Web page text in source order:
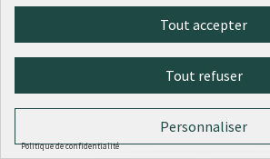
Tout accepter
Tout refuser
Personnaliser
Politique de confidentialité